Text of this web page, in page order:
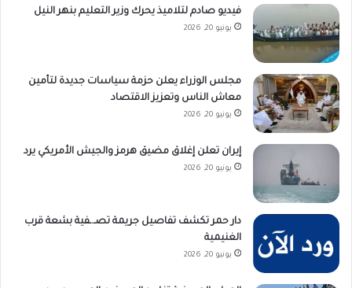
فيديو صادم لتلاميذ يحرك وزير التعليم بنهر النيل
يونيو 20, 2026
مجلس الوزراء يعلن حزمة سياسات جديدة لتأمين
معاش الناس وتعزيز الاقتصاد
يونيو 20, 2026
إيران تعلن إغلاق مضيق هرمز والجيش الأمريكي يرد
يونيو 20, 2026
دار حمر تكشف تفاصيل جريمة تصـ.ـفية بشعة قرب
الغنيمية
يونيو 20, 2026